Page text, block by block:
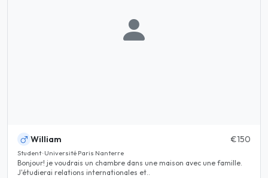
William €150
Student · Université Paris Nanterre
Bonjour! je voudrais un chambre dans une maison avec une famille.
J'étudierai relations internationales et..